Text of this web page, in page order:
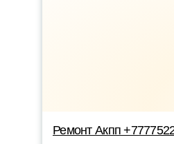
Ремонт Акпп